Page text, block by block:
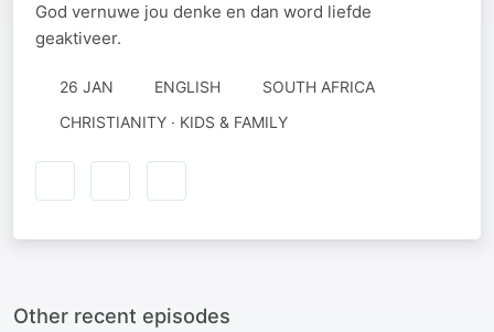
God vernuwe jou denke en dan word liefde
geaktiveer.
26 JAN ENGLISH
SOUTH AFRICA
CHRISTIANITY · KIDS & FAMILY
Other recent episodes